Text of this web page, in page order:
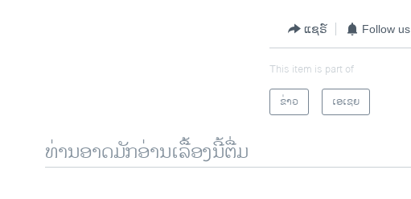
ແຊຣ໌ Follow us
This item is part of
ຂ່າວ
ເອເຊຍ
ທ່ານອາດມັກອ່ານເລື້ອງນີ້ຕື່ມ